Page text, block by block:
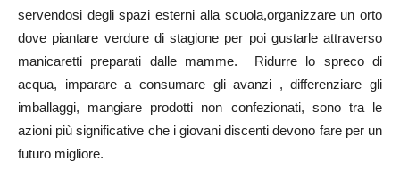
servendosi degli spazi esterni alla scuola,organizzare un orto
dove piantare verdure di stagione per poi gustarle attraverso
manicaretti preparati dalle mamme. Ridurre lo spreco di
acqua, imparare a consumare gli avanzi , differenziare gli
imballaggi, mangiare prodotti non confezionati, sono tra le
azioni più significative che i giovani discenti devono fare per un
futuro migliore.